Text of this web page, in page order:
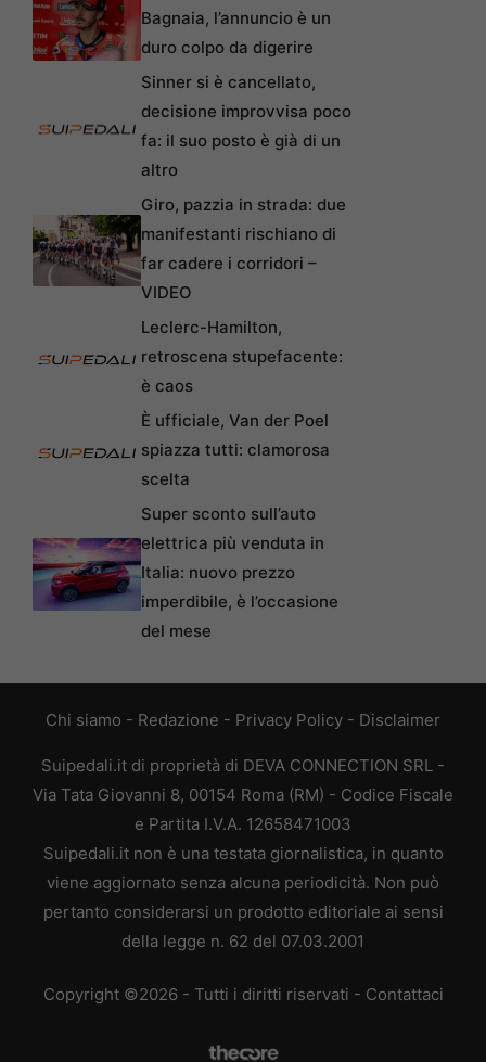
Bagnaia, l’annuncio è un
duro colpo da digerire
Sinner si è cancellato,
decisione improvvisa poco
fa: il suo posto è già di un
altro
Giro, pazzia in strada: due
manifestanti rischiano di
far cadere i corridori –
VIDEO
Leclerc-Hamilton,
retroscena stupefacente:
è caos
È ufficiale, Van der Poel
spiazza tutti: clamorosa
scelta
Super sconto sull’auto
elettrica più venduta in
Italia: nuovo prezzo
imperdibile, è l’occasione
del mese
Chi siamo - Redazione - Privacy Policy - Disclaimer
Suipedali.it di proprietà di DEVA CONNECTION SRL -
Via Tata Giovanni 8, 00154 Roma (RM) - Codice Fiscale
e Partita I.V.A. 12658471003
Suipedali.it non è una testata giornalistica, in quanto
viene aggiornato senza alcuna periodicità. Non può
pertanto considerarsi un prodotto editoriale ai sensi
della legge n. 62 del 07.03.2001
Copyright ©2026 - Tutti i diritti riservati - Contattaci